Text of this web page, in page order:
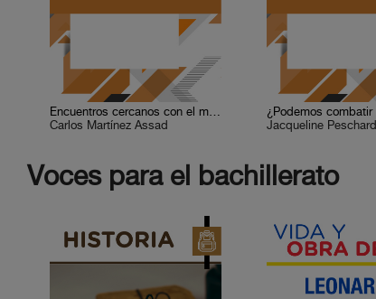
Encuentros cercanos con el mundo árabe
Carlos Martínez Assad
Jacqueline Peschard
Voces para el bachillerato